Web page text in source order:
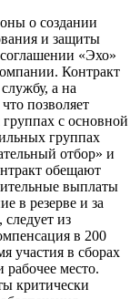
о создании
и защиты
«Эхо»
Контракт
а на
позволяет
с основной
группах
отбор» и
обещают
выплаты
в резерве и за
из
в 200
участия в сборах
рабочее место.
критически